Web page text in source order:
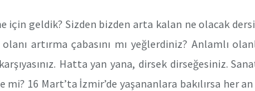
için geldik? Sizden bizden arta kalan ne olacak
artırma çabasını mı yeğlerdiniz? Anlamlı
Hatta yan yana, dirsek dirseğesiniz.
mi? 16 Mart’ta İzmir’de yaşananlara bakılırsa her